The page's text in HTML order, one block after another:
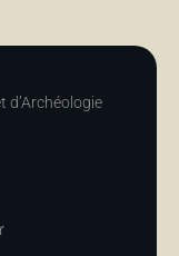
d’Archéologie